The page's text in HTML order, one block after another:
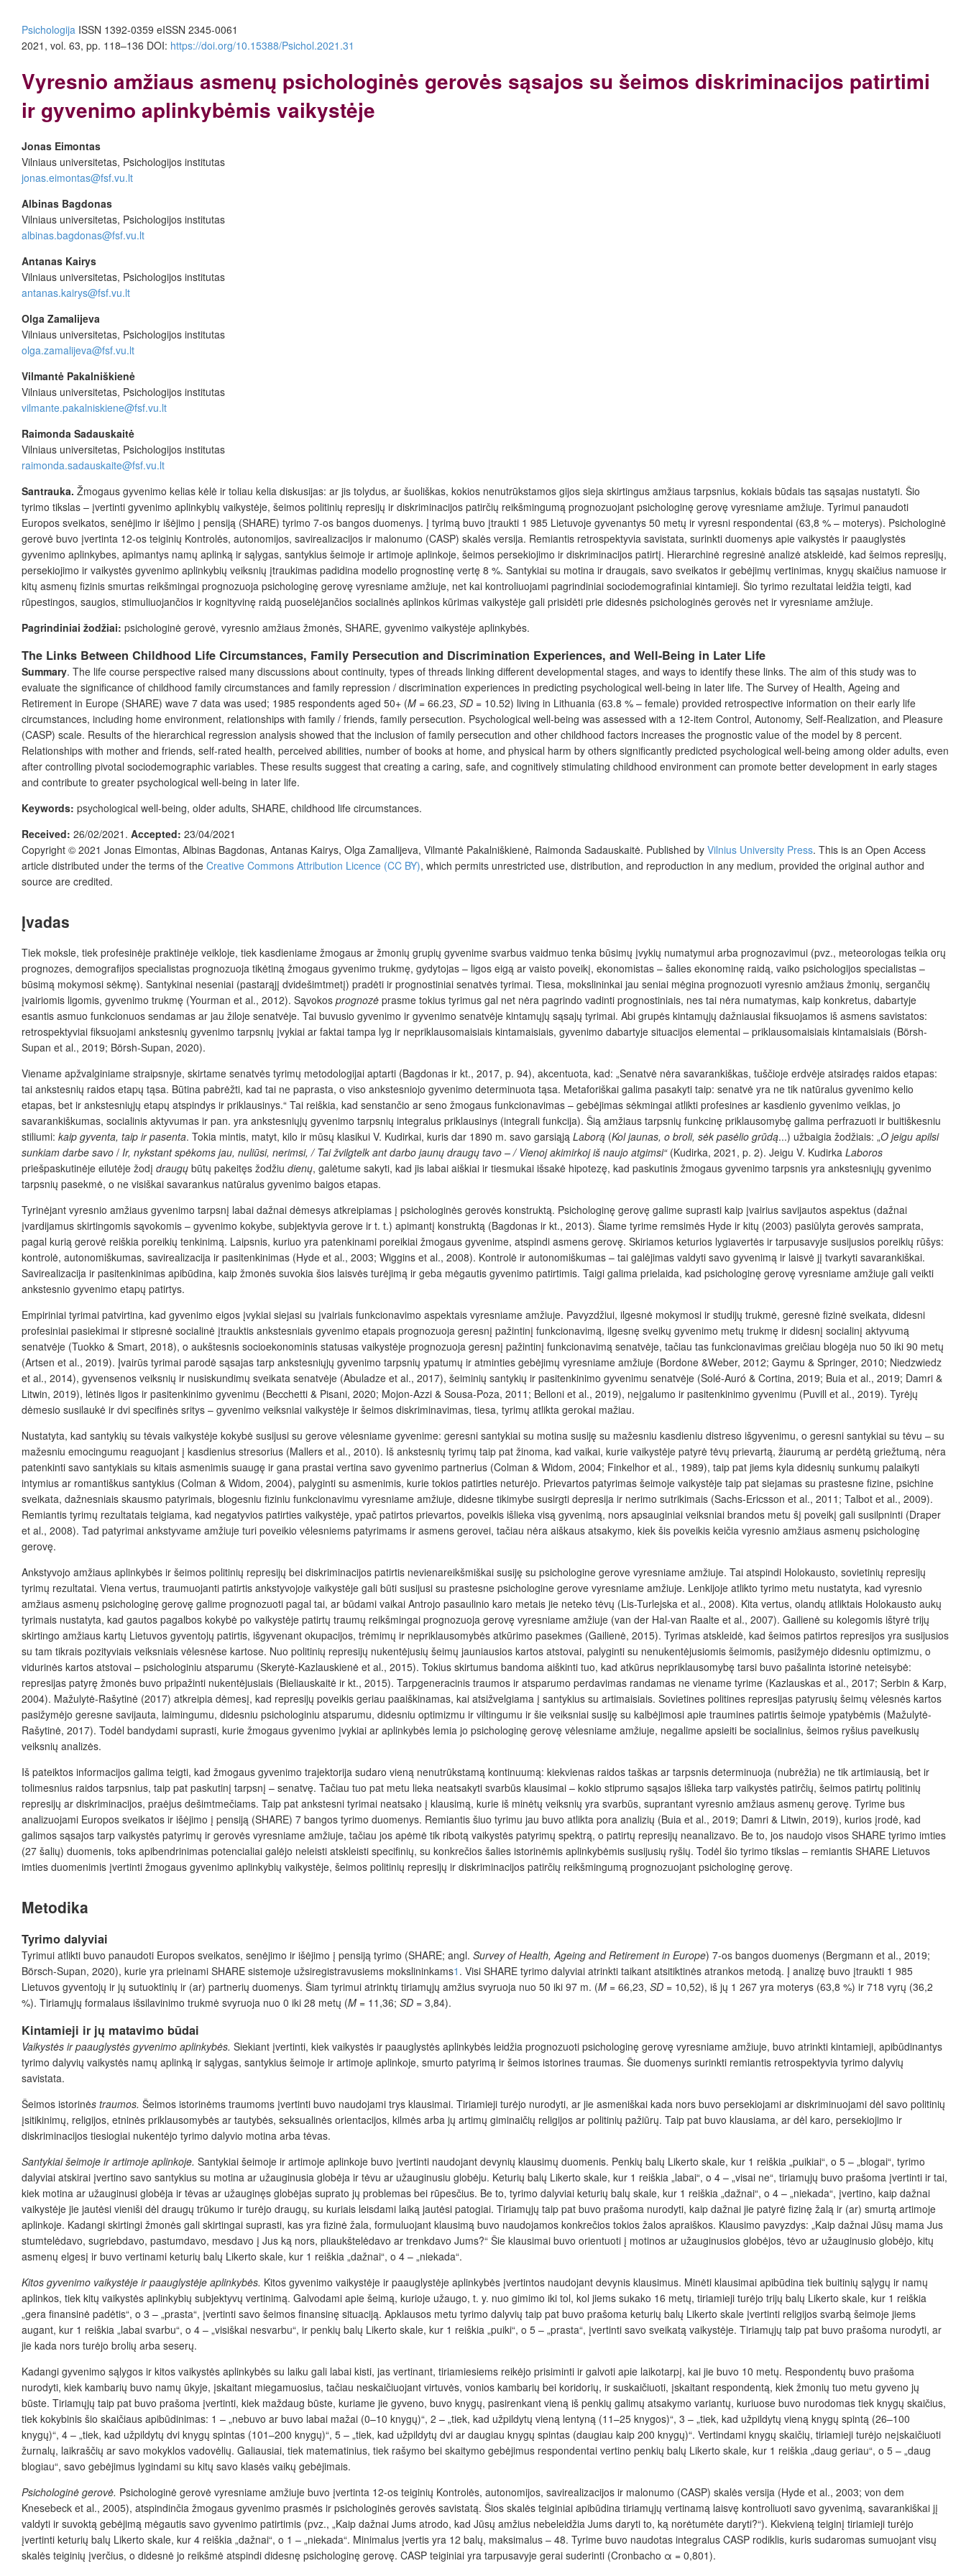
Psichologija ISSN 1392-0359 eISSN 2345-0061
2021, vol. 63, pp. 118–136 DOI: https://doi.org/10.15388/Psichol.2021.31
Vyresnio amžiaus asmenų psichologinės gerovės sąsajos su šeimos diskriminacijos patirtimi
ir gyvenimo aplinkybėmis vaikystėje
Jonas Eimontas
Vilniaus universitetas, Psichologijos institutas
jonas.eimontas@fsf.vu.lt
Albinas Bagdonas
Vilniaus universitetas, Psichologijos institutas
albinas.bagdonas@fsf.vu.lt
Antanas Kairys
Vilniaus universitetas, Psichologijos institutas
antanas.kairys@fsf.vu.lt
Olga Zamalijeva
Vilniaus universitetas, Psichologijos institutas
olga.zamalijeva@fsf.vu.lt
Vilmantė Pakalniškienė
Vilniaus universitetas, Psichologijos institutas
vilmante.pakalniskiene@fsf.vu.lt
Raimonda Sadauskaitė
Vilniaus universitetas, Psichologijos institutas
raimonda.sadauskaite@fsf.vu.lt
Santrauka. Žmogaus gyvenimo kelias kėlė ir toliau kelia diskusijas: ar jis tolydus, ar šuoliškas, kokios nenutrūkstamos gijos sieja skirtingus amžiaus tarpsnius, kokiais būdais tas sąsajas nustatyti. Šio
tyrimo tikslas – įvertinti gyvenimo aplinkybių vaikystėje, šeimos politinių represijų ir diskriminacijos patirčių reikšmingumą prognozuojant psichologinę gerovę vyresniame amžiuje. Tyrimui panaudoti
Europos sveikatos, senėjimo ir išėjimo į pensiją (SHARE) tyrimo 7-os bangos duomenys. Į tyrimą buvo įtraukti 1 985 Lietuvoje gyvenantys 50 metų ir vyresni respondentai (63,8 % – moterys). Psichologinė
gerovė buvo įvertinta 12-os teiginių Kontrolės, autonomijos, savirealizacijos ir malonumo (CASP) skalės versija. Remiantis retrospektyvia savistata, surinkti duomenys apie vaikystės ir paauglystės
gyvenimo aplinkybes, apimantys namų aplinką ir sąlygas, santykius šeimoje ir artimoje aplinkoje, šeimos persekiojimo ir diskriminacijos patirtį. Hierarchinė regresinė analizė atskleidė, kad šeimos represijų,
persekiojimo ir vaikystės gyvenimo aplinkybių veiksnių įtraukimas padidina modelio prognostinę vertę 8 %. Santykiai su motina ir draugais, savo sveikatos ir gebėjimų vertinimas, knygų skaičius namuose ir
kitų asmenų fizinis smurtas reikšmingai prognozuoja psichologinę gerovę vyresniame amžiuje, net kai kontroliuojami pagrindiniai sociodemografiniai kintamieji. Šio tyrimo rezultatai leidžia teigti, kad
rūpestingos, saugios, stimuliuojančios ir kognityvinę raidą puoselėjančios socialinės aplinkos kūrimas vaikystėje gali prisidėti prie didesnės psichologinės gerovės net ir vyresniame amžiuje.
Pagrindiniai žodžiai: psichologinė gerovė, vyresnio amžiaus žmonės, SHARE, gyvenimo vaikystėje aplinkybės.
The Links Between Childhood Life Circumstances, Family Persecution and Discrimination Experiences, and Well-Being in Later Life
Summary. The life course perspective raised many discussions about continuity, types of threads linking different developmental stages, and ways to identify these links. The aim of this study was to
evaluate the significance of childhood family circumstances and family repression / discrimination experiences in predicting psychological well-being in later life. The Survey of Health, Ageing and
Retirement in Europe (SHARE) wave 7 data was used; 1985 respondents aged 50+ (M = 66.23, SD = 10.52) living in Lithuania (63.8 % – female) provided retrospective information on their early life
circumstances, including home environment, relationships with family / friends, family persecution. Psychological well-being was assessed with a 12-item Control, Autonomy, Self-Realization, and Pleasure
(CASP) scale. Results of the hierarchical regression analysis showed that the inclusion of family persecution and other childhood factors increases the prognostic value of the model by 8 percent.
Relationships with mother and friends, self-rated health, perceived abilities, number of books at home, and physical harm by others significantly predicted psychological well-being among older adults, even
after controlling pivotal sociodemographic variables. These results suggest that creating a caring, safe, and cognitively stimulating childhood environment can promote better development in early stages
and contribute to greater psychological well-being in later life.
Keywords: psychological well-being, older adults, SHARE, childhood life circumstances.
Received: 26/02/2021. Accepted: 23/04/2021
Copyright © 2021 Jonas Eimontas, Albinas Bagdonas, Antanas Kairys, Olga Zamalijeva, Vilmantė Pakalniškienė, Raimonda Sadauskaitė. Published by Vilnius University Press. This is an Open Access
article distributed under the terms of the Creative Commons Attribution Licence (CC BY), which permits unrestricted use, distribution, and reproduction in any medium, provided the original author and
source are credited.
Įvadas
Tiek moksle, tiek profesinėje praktinėje veikloje, tiek kasdieniame žmogaus ar žmonių grupių gyvenime svarbus vaidmuo tenka būsimų įvykių numatymui arba prognozavimui (pvz., meteorologas teikia orų
prognozes, demografijos specialistas prognozuoja tikėtiną žmogaus gyvenimo trukmę, gydytojas – ligos eigą ar vaisto poveikį, ekonomistas – šalies ekonominę raidą, vaiko psichologijos specialistas –
būsimą mokymosi sėkmę). Santykinai neseniai (pastarąjį dvidešimtmetį) pradėti ir prognostiniai senatvės tyrimai. Tiesa, mokslininkai jau seniai mėgina prognozuoti vyresnio amžiaus žmonių, sergančių
įvairiomis ligomis, gyvenimo trukmę (Yourman et al., 2012). Sąvokos prognozė prasme tokius tyrimus gal net nėra pagrindo vadinti prognostiniais, nes tai nėra numatymas, kaip konkretus, dabartyje
esantis asmuo funkcionuos sendamas ar jau žiloje senatvėje. Tai buvusio gyvenimo ir gyvenimo senatvėje kintamųjų sąsajų tyrimai. Abi grupės kintamųjų dažniausiai fiksuojamos iš asmens savistatos:
retrospektyviai fiksuojami ankstesnių gyvenimo tarpsnių įvykiai ar faktai tampa lyg ir nepriklausomaisiais kintamaisiais, gyvenimo dabartyje situacijos elementai – priklausomaisiais kintamaisiais (Börsh-
Supan et al., 2019; Börsh-Supan, 2020).
Viename apžvalginiame straipsnyje, skirtame senatvės tyrimų metodologijai aptarti (Bagdonas ir kt., 2017, p. 94), akcentuota, kad: „Senatvė nėra savarankiškas, tuščioje erdvėje atsiradęs raidos etapas:
tai ankstesnių raidos etapų tąsa. Būtina pabrėžti, kad tai ne paprasta, o viso ankstesniojo gyvenimo determinuota tąsa. Metaforiškai galima pasakyti taip: senatvė yra ne tik natūralus gyvenimo kelio
etapas, bet ir ankstesniųjų etapų atspindys ir priklausinys.“ Tai reiškia, kad senstančio ar seno žmogaus funkcionavimas – gebėjimas sėkmingai atlikti profesines ar kasdienio gyvenimo veiklas, jo
savarankiškumas, socialinis aktyvumas ir pan. yra ankstesniųjų gyvenimo tarpsnių integralus priklausinys (integrali funkcija). Šią amžiaus tarpsnių funkcinę priklausomybę galima perfrazuoti ir buitiškesniu
stiliumi: kaip gyventa, taip ir pasenta. Tokia mintis, matyt, kilo ir mūsų klasikui V. Kudirkai, kuris dar 1890 m. savo garsiąją Laborą (Kol jaunas, o broli, sėk pasėlio grūdą...) užbaigia žodžiais: „O jeigu apilsi
sunkiam darbe savo / Ir, nykstant spėkoms jau, nuliūsi, nerimsi, / Tai žvilgtelk ant darbo jaunų draugų tavo – / Vienoj akimirkoj iš naujo atgimsi“ (Kudirka, 2021, p. 2). Jeigu V. Kudirka Laboros
priešpaskutinėje eilutėje žodį draugų būtų pakeitęs žodžiu dienų, galėtume sakyti, kad jis labai aiškiai ir tiesmukai išsakė hipotezę, kad paskutinis žmogaus gyvenimo tarpsnis yra ankstesniųjų gyvenimo
tarpsnių pasekmė, o ne visiškai savarankus natūralus gyvenimo baigos etapas.
Tyrinėjant vyresnio amžiaus gyvenimo tarpsnį labai dažnai dėmesys atkreipiamas į psichologinės gerovės konstruktą. Psichologinę gerovę galime suprasti kaip įvairius savijautos aspektus (dažnai
įvardijamus skirtingomis sąvokomis – gyvenimo kokybe, subjektyvia gerove ir t. t.) apimantį konstruktą (Bagdonas ir kt., 2013). Šiame tyrime remsimės Hyde ir kitų (2003) pasiūlyta gerovės samprata,
pagal kurią gerovė reiškia poreikių tenkinimą. Laipsnis, kuriuo yra patenkinami poreikiai žmogaus gyvenime, atspindi asmens gerovę. Skiriamos keturios lygiavertės ir tarpusavyje susijusios poreikių rūšys:
kontrolė, autonomiškumas, savirealizacija ir pasitenkinimas (Hyde et al., 2003; Wiggins et al., 2008). Kontrolė ir autonomiškumas – tai galėjimas valdyti savo gyvenimą ir laisvė jį tvarkyti savarankiškai.
Savirealizacija ir pasitenkinimas apibūdina, kaip žmonės suvokia šios laisvės turėjimą ir geba mėgautis gyvenimo patirtimis. Taigi galima prielaida, kad psichologinę gerovę vyresniame amžiuje gali veikti
ankstesnio gyvenimo etapų patirtys.
Empiriniai tyrimai patvirtina, kad gyvenimo eigos įvykiai siejasi su įvairiais funkcionavimo aspektais vyresniame amžiuje. Pavyzdžiui, ilgesnė mokymosi ir studijų trukmė, geresnė fizinė sveikata, didesni
profesiniai pasiekimai ir stipresnė socialinė įtrauktis ankstesniais gyvenimo etapais prognozuoja geresnį pažintinį funkcionavimą, ilgesnę sveikų gyvenimo metų trukmę ir didesnį socialinį aktyvumą
senatvėje (Tuokko & Smart, 2018), o aukštesnis socioekonominis statusas vaikystėje prognozuoja geresnį pažintinį funkcionavimą senatvėje, tačiau tas funkcionavimas greičiau blogėja nuo 50 iki 90 metų
(Artsen et al., 2019). Įvairūs tyrimai parodė sąsajas tarp ankstesniųjų gyvenimo tarpsnių ypatumų ir atminties gebėjimų vyresniame amžiuje (Bordone &Weber, 2012; Gaymu & Springer, 2010; Niedzwiedz
et al., 2014), gyvensenos veiksnių ir nusiskundimų sveikata senatvėje (Abuladze et al., 2017), šeiminių santykių ir pasitenkinimo gyvenimu senatvėje (Solé-Auró & Cortina, 2019; Buia et al., 2019; Damri &
Litwin, 2019), lėtinės ligos ir pasitenkinimo gyvenimu (Becchetti & Pisani, 2020; Mojon-Azzi & Sousa-Poza, 2011; Belloni et al., 2019), neįgalumo ir pasitenkinimo gyvenimu (Puvill et al., 2019). Tyrėjų
dėmesio susilaukė ir dvi specifinės sritys – gyvenimo veiksniai vaikystėje ir šeimos diskriminavimas, tiesa, tyrimų atlikta gerokai mažiau.
Nustatyta, kad santykių su tėvais vaikystėje kokybė susijusi su gerove vėlesniame gyvenime: geresni santykiai su motina susiję su mažesniu kasdieniu distreso išgyvenimu, o geresni santykiai su tėvu – su
mažesniu emocingumu reaguojant į kasdienius stresorius (Mallers et al., 2010). Iš ankstesnių tyrimų taip pat žinoma, kad vaikai, kurie vaikystėje patyrė tėvų prievartą, žiaurumą ar perdėtą griežtumą, nėra
patenkinti savo santykiais su kitais asmenimis suaugę ir gana prastai vertina savo gyvenimo partnerius (Colman & Widom, 2004; Finkelhor et al., 1989), taip pat jiems kyla didesnių sunkumų palaikyti
intymius ar romantiškus santykius (Colman & Widom, 2004), palyginti su asmenimis, kurie tokios patirties neturėjo. Prievartos patyrimas šeimoje vaikystėje taip pat siejamas su prastesne fizine, psichine
sveikata, dažnesniais skausmo patyrimais, blogesniu fiziniu funkcionavimu vyresniame amžiuje, didesne tikimybe susirgti depresija ir nerimo sutrikimais (Sachs-Ericsson et al., 2011; Talbot et al., 2009).
Remiantis tyrimų rezultatais teigiama, kad negatyvios patirties vaikystėje, ypač patirtos prievartos, poveikis išlieka visą gyvenimą, nors apsauginiai veiksniai brandos metu šį poveikį gali susilpninti (Draper
et al., 2008). Tad patyrimai ankstyvame amžiuje turi poveikio vėlesniems patyrimams ir asmens gerovei, tačiau nėra aiškaus atsakymo, kiek šis poveikis keičia vyresnio amžiaus asmenų psichologinę
gerovę.
Ankstyvojo amžiaus aplinkybės ir šeimos politinių represijų bei diskriminacijos patirtis nevienareikšmiškai susiję su psichologine gerove vyresniame amžiuje. Tai atspindi Holokausto, sovietinių represijų
tyrimų rezultatai. Viena vertus, traumuojanti patirtis ankstyvojoje vaikystėje gali būti susijusi su prastesne psichologine gerove vyresniame amžiuje. Lenkijoje atlikto tyrimo metu nustatyta, kad vyresnio
amžiaus asmenų psichologinę gerovę galime prognozuoti pagal tai, ar būdami vaikai Antrojo pasaulinio karo metais jie neteko tėvų (Lis-Turlejska et al., 2008). Kita vertus, olandų atliktais Holokausto aukų
tyrimais nustatyta, kad gautos pagalbos kokybė po vaikystėje patirtų traumų reikšmingai prognozuoja gerovę vyresniame amžiuje (van der Hal-van Raalte et al., 2007). Gailienė su kolegomis ištyrė trijų
skirtingo amžiaus kartų Lietuvos gyventojų patirtis, išgyvenant okupacijos, trėmimų ir nepriklausomybės atkūrimo pasekmes (Gailienė, 2015). Tyrimas atskleidė, kad šeimos patirtos represijos yra susijusios
su tam tikrais pozityviais veiksniais vėlesnėse kartose. Nuo politinių represijų nukentėjusių šeimų jauniausios kartos atstovai, palyginti su nenukentėjusiomis šeimomis, pasižymėjo didesniu optimizmu, o
vidurinės kartos atstovai – psichologiniu atsparumu (Skerytė-Kazlauskienė et al., 2015). Tokius skirtumus bandoma aiškinti tuo, kad atkūrus nepriklausomybę tarsi buvo pašalinta istorinė neteisybė:
represijas patyrę žmonės buvo pripažinti nukentėjusiais (Bieliauskaitė ir kt., 2015). Tarpgeneracinis traumos ir atsparumo perdavimas randamas ne viename tyrime (Kazlauskas et al., 2017; Serbin & Karp,
2004). Mažulytė-Rašytinė (2017) atkreipia dėmesį, kad represijų poveikis geriau paaiškinamas, kai atsižvelgiama į santykius su artimaisiais. Sovietines politines represijas patyrusių šeimų vėlesnės kartos
pasižymėjo geresne savijauta, laimingumu, didesniu psichologiniu atsparumu, didesniu optimizmu ir viltingumu ir šie veiksniai susiję su kalbėjimosi apie traumines patirtis šeimoje ypatybėmis (Mažulytė-
Rašytinė, 2017). Todėl bandydami suprasti, kurie žmogaus gyvenimo įvykiai ar aplinkybės lemia jo psichologinę gerovę vėlesniame amžiuje, negalime apsieiti be socialinius, šeimos ryšius paveikusių
veiksnių analizės.
Iš pateiktos informacijos galima teigti, kad žmogaus gyvenimo trajektorija sudaro vieną nenutrūkstamą kontinuumą: kiekvienas raidos taškas ar tarpsnis determinuoja (nubrėžia) ne tik artimiausią, bet ir
tolimesnius raidos tarpsnius, taip pat paskutinį tarpsnį – senatvę. Tačiau tuo pat metu lieka neatsakyti svarbūs klausimai – kokio stiprumo sąsajos išlieka tarp vaikystės patirčių, šeimos patirtų politinių
represijų ar diskriminacijos, praėjus dešimtmečiams. Taip pat ankstesni tyrimai neatsako į klausimą, kurie iš minėtų veiksnių yra svarbūs, suprantant vyresnio amžiaus asmenų gerovę. Tyrime bus
analizuojami Europos sveikatos ir išėjimo į pensiją (SHARE) 7 bangos tyrimo duomenys. Remiantis šiuo tyrimu jau buvo atlikta pora analizių (Buia et al., 2019; Damri & Litwin, 2019), kurios įrodė, kad
galimos sąsajos tarp vaikystės patyrimų ir gerovės vyresniame amžiuje, tačiau jos apėmė tik ribotą vaikystės patyrimų spektrą, o patirtų represijų neanalizavo. Be to, jos naudojo visos SHARE tyrimo imties
(27 šalių) duomenis, toks apibendrinimas potencialiai galėjo neleisti atskleisti specifinių, su konkrečios šalies istorinėmis aplinkybėmis susijusių ryšių. Todėl šio tyrimo tikslas – remiantis SHARE Lietuvos
imties duomenimis įvertinti žmogaus gyvenimo aplinkybių vaikystėje, šeimos politinių represijų ir diskriminacijos patirčių reikšmingumą prognozuojant psichologinę gerovę.
Metodika
Tyrimo dalyviai
Tyrimui atlikti buvo panaudoti Europos sveikatos, senėjimo ir išėjimo į pensiją tyrimo (SHARE; angl. Survey of Health, Ageing and Retirement in Europe) 7-os bangos duomenys (Bergmann et al., 2019;
Börsch-Supan, 2020), kurie yra prieinami SHARE sistemoje užsiregistravusiems mokslininkams1 . Visi SHARE tyrimo dalyviai atrinkti taikant atsitiktinės atrankos metodą. Į analizę buvo įtraukti 1 985
Lietuvos gyventojų ir jų sutuoktinių ir (ar) partnerių duomenys. Šiam tyrimui atrinktų tiriamųjų amžius svyruoja nuo 50 iki 97 m. (M = 66,23, SD = 10,52), iš jų 1 267 yra moterys (63,8 %) ir 718 vyrų (36,2
%). Tiriamųjų formalaus išsilavinimo trukmė svyruoja nuo 0 iki 28 metų (M = 11,36; SD = 3,84).
Kintamieji ir jų matavimo būdai
Vaikystės ir paauglystės gyvenimo aplinkybės. Siekiant įvertinti, kiek vaikystės ir paauglystės aplinkybės leidžia prognozuoti psichologinę gerovę vyresniame amžiuje, buvo atrinkti kintamieji, apibūdinantys
tyrimo dalyvių vaikystės namų aplinką ir sąlygas, santykius šeimoje ir artimoje aplinkoje, smurto patyrimą ir šeimos istorines traumas. Šie duomenys surinkti remiantis retrospektyvia tyrimo dalyvių
savistata.
Šeimos istorinės traumos. Šeimos istorinėms traumoms įvertinti buvo naudojami trys klausimai. Tiriamieji turėjo nurodyti, ar jie asmeniškai kada nors buvo persekiojami ar diskriminuojami dėl savo politinių
įsitikinimų, religijos, etninės priklausomybės ar tautybės, seksualinės orientacijos, kilmės arba jų artimų giminaičių religijos ar politinių pažiūrų. Taip pat buvo klausiama, ar dėl karo, persekiojimo ir
diskriminacijos tiesiogiai nukentėjo tyrimo dalyvio motina arba tėvas.
Santykiai šeimoje ir artimoje aplinkoje. Santykiai šeimoje ir artimoje aplinkoje buvo įvertinti naudojant devynių klausimų duomenis. Penkių balų Likerto skale, kur 1 reiškia „puikiai“, o 5 – „blogai“, tyrimo
dalyviai atskirai įvertino savo santykius su motina ar užauginusia globėja ir tėvu ar užauginusiu globėju. Keturių balų Likerto skale, kur 1 reiškia „labai“, o 4 – „visai ne“, tiriamųjų buvo prašoma įvertinti ir tai,
kiek motina ar užauginusi globėja ir tėvas ar užauginęs globėjas suprato jų problemas bei rūpesčius. Be to, tyrimo dalyviai keturių balų skale, kur 1 reiškia „dažnai“, o 4 – „niekada“, įvertino, kaip dažnai
vaikystėje jie jautėsi vieniši dėl draugų trūkumo ir turėjo draugų, su kuriais leisdami laiką jautėsi patogiai. Tiriamųjų taip pat buvo prašoma nurodyti, kaip dažnai jie patyrė fizinę žalą ir (ar) smurtą artimoje
aplinkoje. Kadangi skirtingi žmonės gali skirtingai suprasti, kas yra fizinė žala, formuluojant klausimą buvo naudojamos konkrečios tokios žalos apraiškos. Klausimo pavyzdys: „Kaip dažnai Jūsų mama Jus
stumtelėdavo, sugriebdavo, pastumdavo, mesdavo į Jus ką nors, pliaukštelėdavo ar trenkdavo Jums?“ Šie klausimai buvo orientuoti į motinos ar užauginusios globėjos, tėvo ar užauginusio globėjo, kitų
asmenų elgesį ir buvo vertinami keturių balų Likerto skale, kur 1 reiškia „dažnai“, o 4 – „niekada“.
Kitos gyvenimo vaikystėje ir paauglystėje aplinkybės. Kitos gyvenimo vaikystėje ir paauglystėje aplinkybės įvertintos naudojant devynis klausimus. Minėti klausimai apibūdina tiek buitinių sąlygų ir namų
aplinkos, tiek kitų vaikystės aplinkybių subjektyvų vertinimą. Galvodami apie šeimą, kurioje užaugo, t. y. nuo gimimo iki tol, kol jiems sukako 16 metų, tiriamieji turėjo trijų balų Likerto skale, kur 1 reiškia
„gera finansinė padėtis“, o 3 – „prasta“, įvertinti savo šeimos finansinę situaciją. Apklausos metu tyrimo dalyvių taip pat buvo prašoma keturių balų Likerto skale įvertinti religijos svarbą šeimoje jiems
augant, kur 1 reiškia „labai svarbu“, o 4 – „visiškai nesvarbu“, ir penkių balų Likerto skale, kur 1 reiškia „puiki“, o 5 – „prasta“, įvertinti savo sveikatą vaikystėje. Tiriamųjų taip pat buvo prašoma nurodyti, ar
jie kada nors turėjo brolių arba seserų.
Kadangi gyvenimo sąlygos ir kitos vaikystės aplinkybės su laiku gali labai kisti, jas vertinant, tiriamiesiems reikėjo prisiminti ir galvoti apie laikotarpį, kai jie buvo 10 metų. Respondentų buvo prašoma
nurodyti, kiek kambarių buvo namų ūkyje, įskaitant miegamuosius, tačiau neskaičiuojant virtuvės, vonios kambarių bei koridorių, ir suskaičiuoti, įskaitant respondentą, kiek žmonių tuo metu gyveno jų
būste. Tiriamųjų taip pat buvo prašoma įvertinti, kiek maždaug būste, kuriame jie gyveno, buvo knygų, pasirenkant vieną iš penkių galimų atsakymo variantų, kuriuose buvo nurodomas tiek knygų skaičius,
tiek kokybinis šio skaičiaus apibūdinimas: 1 – „nebuvo ar buvo labai mažai (0–10 knygų)“, 2 – „tiek, kad užpildytų vieną lentyną (11–25 knygos)“, 3 – „tiek, kad užpildytų vieną knygų spintą (26–100
knygų)“, 4 – „tiek, kad užpildytų dvi knygų spintas (101–200 knygų)“, 5 – „tiek, kad užpildytų dvi ar daugiau knygų spintas (daugiau kaip 200 knygų)“. Vertindami knygų skaičių, tiriamieji turėjo neįskaičiuoti
žurnalų, laikraščių ar savo mokyklos vadovėlių. Galiausiai, tiek matematinius, tiek rašymo bei skaitymo gebėjimus respondentai vertino penkių balų Likerto skale, kur 1 reiškia „daug geriau“, o 5 – „daug
blogiau“, savo gebėjimus lygindami su kitų savo klasės vaikų gebėjimais.
Psichologinė gerovė. Psichologinė gerovė vyresniame amžiuje buvo įvertinta 12-os teiginių Kontrolės, autonomijos, savirealizacijos ir malonumo (CASP) skalės versija (Hyde et al., 2003; von dem
Knesebeck et al., 2005), atspindinčia žmogaus gyvenimo prasmės ir psichologinės gerovės savistatą. Šios skalės teiginiai apibūdina tiriamųjų vertinamą laisvę kontroliuoti savo gyvenimą, savarankiškai jį
valdyti ir suvoktą gebėjimą mėgautis savo gyvenimo patirtimis (pvz., „Kaip dažnai Jums atrodo, kad Jūsų amžius nebeleidžia Jums daryti to, ką norėtumėte daryti?“). Kiekvieną teiginį tiriamieji turėjo
įvertinti keturių balų Likerto skale, kur 4 reiškia „dažnai“, o 1 – „niekada“. Minimalus įvertis yra 12 balų, maksimalus – 48. Tyrime buvo naudotas integralus CASP rodiklis, kuris sudaromas sumuojant visų
skalės teiginių įverčius, o didesnė jo reikšmė atspindi didesnę psichologinę gerovę. CASP teiginiai yra tarpusavyje gerai suderinti (Cronbacho α = 0,801).